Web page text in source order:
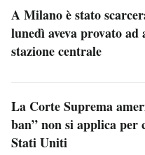
A Milano è stato
lunedì aveva provato
stazione centrale
La Corte Suprema
ban” non si applica
Stati Uniti